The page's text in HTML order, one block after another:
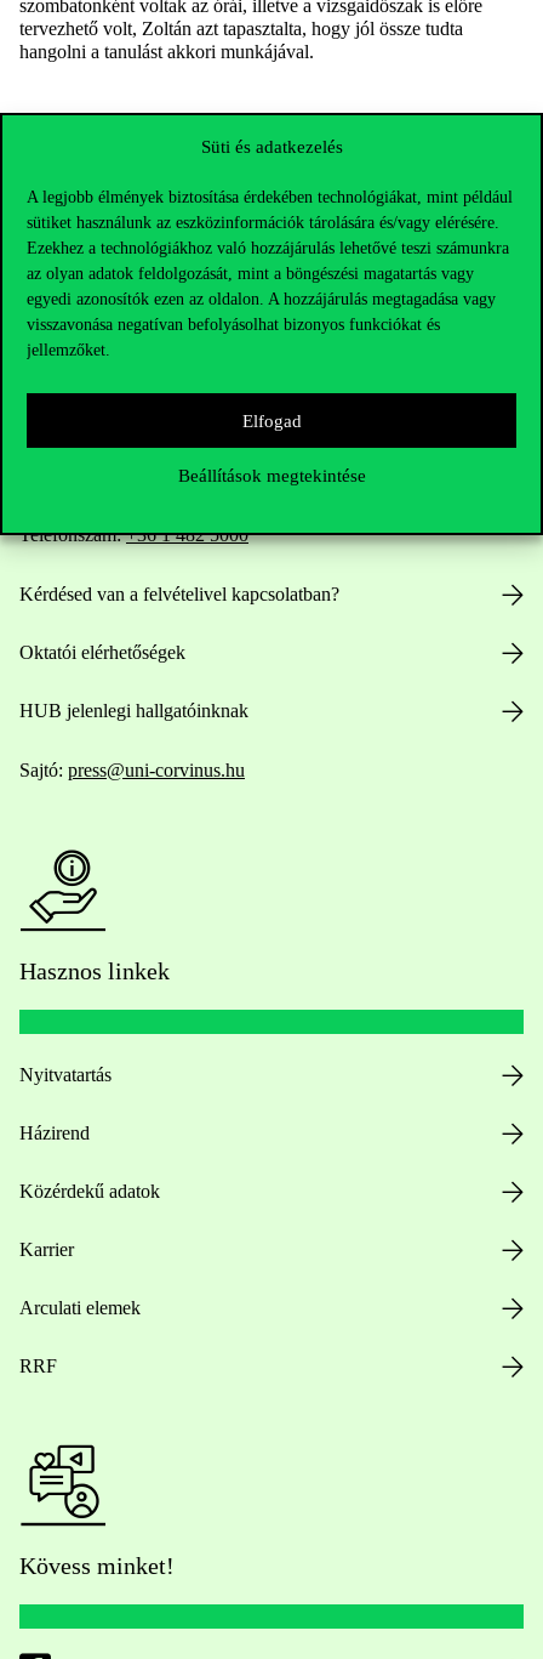
Süti és adatkezelés
A legjobb élmények biztosítása érdekében technológiákat, mint például
sütiket használunk az eszközinformációk tárolására és/vagy elérésére.
Ezekhez a technológiákhoz való hozzájárulás lehetővé teszi számunkra
az olyan adatok feldolgozását, mint a böngészési magatartás vagy
egyedi azonosítók ezen az oldalon. A hozzájárulás megtagadása vagy
visszavonása negatívan befolyásolhat bizonyos funkciókat és
jellemzőket.
Elfogad
Beállítások megtekintése
szombatonként voltak az órái, illetve a vizsgaidőszak is előre
tervezhető volt, Zoltán azt tapasztalta, hogy jól össze tudta
hangolni a tanulást akkori munkájával.
Telefonszám:+36 1 482 5000
Kérdésed van a felvételivel kapcsolatban?
Oktatói elérhetőségek
HUB jelenlegi hallgatóinknak
Sajtó: press@uni-corvinus.hu
Hasznos linkek
Nyitvatartás
Házirend
Közérdekű adatok
Karrier
Arculati elemek
RRF
Kövess minket!